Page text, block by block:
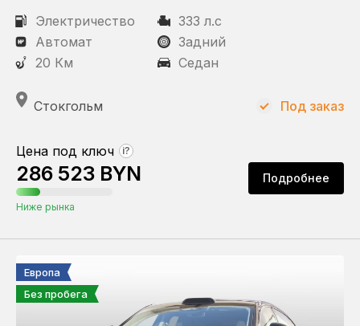
Электричество
333 л.с
Автомат
Задний
20 Км
Седан
Стокгольм
Цена под ключ ?
286 523 BYN
Ниже рынка
Подробнее
Под заказ
Европа
Без пробега